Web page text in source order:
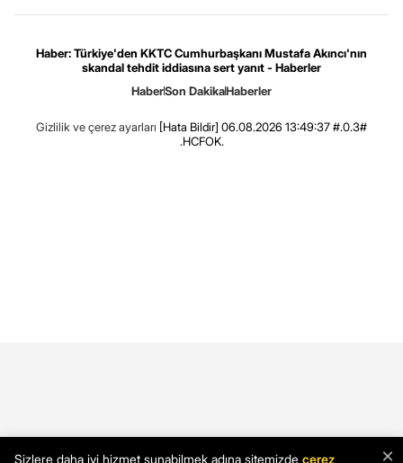
Haber: Türkiye'den KKTC Cumhurbaşkanı Mustafa Akıncı'nın
skandal tehdit iddiasına sert yanıt - Haberler
HaberSon DakikaHaberler
Gizlilik ve çerez ayarları [Hata Bildir] 06.08.2026 13:49:37 #.0.3#
.HCFOK.
×
Sizlere daha iyi hizmet sunabilmek adına sitemizde çerez